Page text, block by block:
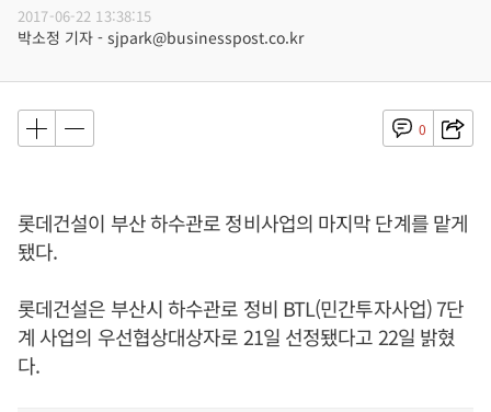
2017-06-22 13:38:15
박소정 기자 - sjpark@businesspost.co.kr
0
롯데건설이 부산 하수관로 정비사업의 마지막 단계를 맡게
됐다.
롯데건설은 부산시 하수관로 정비 BTL(민간투자사업) 7단
계 사업의 우선협상대상자로 21일 선정됐다고 22일 밝혔
다.